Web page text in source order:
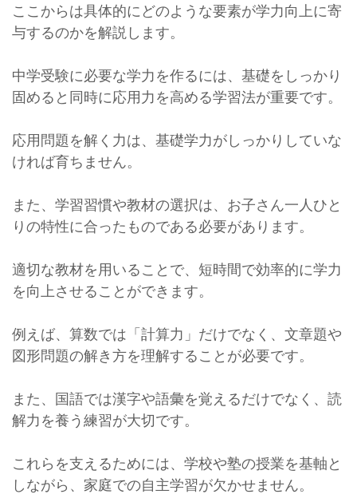
ここからは具体的にどのような要素が学力向上に寄
与するのかを解説します。
中学受験に必要な学力を作るには、基礎をしっかり
固めると同時に応用力を高める学習法が重要です。
応用問題を解く力は、基礎学力がしっかりしていな
ければ育ちません。
また、学習習慣や教材の選択は、お子さん一人ひと
りの特性に合ったものである必要があります。
適切な教材を用いることで、短時間で効率的に学力
を向上させることができます。
例えば、算数では「計算力」だけでなく、文章題や
図形問題の解き方を理解することが必要です。
また、国語では漢字や語彙を覚えるだけでなく、読
解力を養う練習が大切です。
これらを支えるためには、学校や塾の授業を基軸と
しながら、家庭での自主学習が欠かせません。